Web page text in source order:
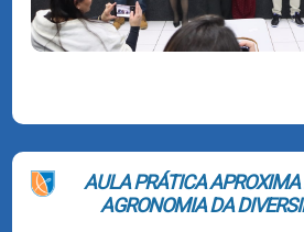
AULA PRÁTICA
AGRONOMIA DA